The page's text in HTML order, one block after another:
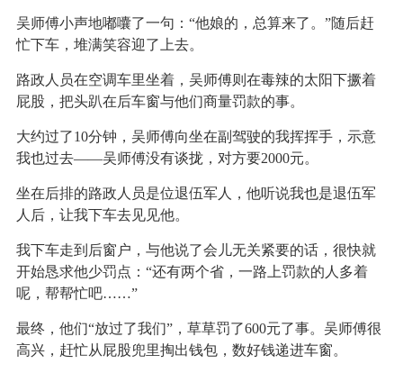
吴师傅小声地嘟囔了一句：“他娘的，总算来了。”随后赶
忙下车，堆满笑容迎了上去。
路政人员在空调车里坐着，吴师傅则在毒辣的太阳下撅着
屁股，把头趴在后车窗与他们商量罚款的事。
大约过了10分钟，吴师傅向坐在副驾驶的我挥挥手，示意
我也过去——吴师傅没有谈拢，对方要2000元。
坐在后排的路政人员是位退伍军人，他听说我也是退伍军
人后，让我下车去见见他。
我下车走到后窗户，与他说了会儿无关紧要的话，很快就
开始恳求他少罚点：“还有两个省，一路上罚款的人多着
呢，帮帮忙吧……”
最终，他们“放过了我们”，草草罚了600元了事。吴师傅很
高兴，赶忙从屁股兜里掏出钱包，数好钱递进车窗。